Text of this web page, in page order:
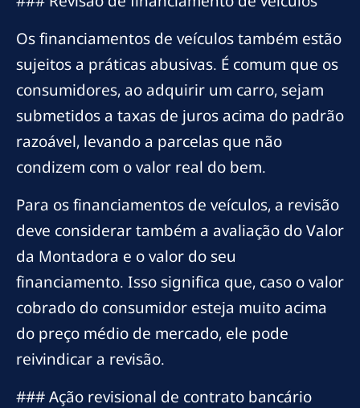
Os financiamentos de veículos também estão
sujeitos a práticas abusivas. É comum que os
consumidores, ao adquirir um carro, sejam
submetidos a taxas de juros acima do padrão
razoável, levando a parcelas que não
condizem com o valor real do bem.
Para os financiamentos de veículos, a revisão
deve considerar também a avaliação do Valor
da Montadora e o valor do seu
financiamento. Isso significa que, caso o valor
cobrado do consumidor esteja muito acima
do preço médio de mercado, ele pode
reivindicar a revisão.
### Ação revisional de contrato bancário